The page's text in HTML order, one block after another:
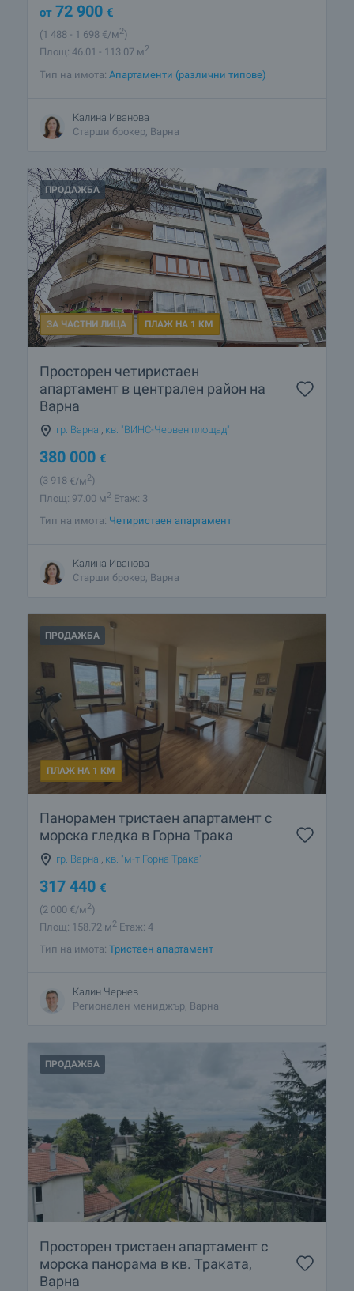
от 72 900 €
(1 488 - 1 698 €/м2)
Площ: 46.01 - 113.07 м2
Тип на имота: Апартаменти (различни типове)
Калина Иванова
Старши брокер, Варна
ПРОДАЖБА
ЗА ЧАСТНИ ЛИЦА ПЛАЖ НА 1 КМ
Просторен четиристаен
апартамент в централен район на
Варна
гр. Варна , кв. "ВИНС-Червен площад"
380 000 €
(3 918 €/м2)
Площ: 97.00 м2 Етаж: 3
Тип на имота: Четиристаен апартамент
Калина Иванова
Старши брокер, Варна
ПРОДАЖБА
ПЛАЖ НА 1 КМ
Панорамен тристаен апартамент с
морска гледка в Горна Трака
гр. Варна кв. "м-т Горна Трака"
317 440 €
(2 000 €/м2)
Площ: 158.72 м2 Етаж: 4
Тип на имота: Тристаен апартамент
Калин Чернев
Регионален мениджър, Варна
ПРОДАЖБА
Просторен тристаен апартамент с
морска панорама в кв. Траката,
Варна